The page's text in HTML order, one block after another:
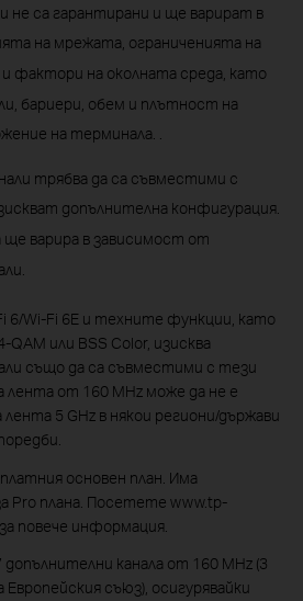
не са гарантирани и ще варират в
на мрежата, ограниченията на
фактори на околната среда, като
бариери, обем и плътност на
на терминала. .
трябва да са съвместими с
допълнителна конфигурация.
варира в зависимост от
6/Wi-Fi 6E и техните функции, като
QAM или BSS Color, изисква
също да са съвместими с тези
от 160 MHz може да не е
5 GHz в някои региони/държави
основен план. Има
Pro плана. Посетете www.tp-
повече информация.
допълнителни канала от 160 MHz (3
съюз), осигурявайки